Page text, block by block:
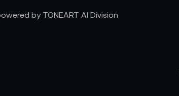
gemacht sind
Hardcases in die Rucksackform:
und hoher Ergonomie – ideal für
Bereich, bekannt für strapazierfähige
by TONEART AI Division